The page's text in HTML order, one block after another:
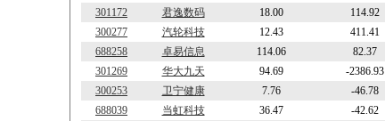
301172
君逸数码 18.00 114.92
300277
汽轮科技 12.43 411.41
688258
卓易信息 114.06 82.37
301269
华大九天 94.69 -2386.93
300253
卫宁健康 7.76 -46.78
688039
当虹科技 36.47 -42.62